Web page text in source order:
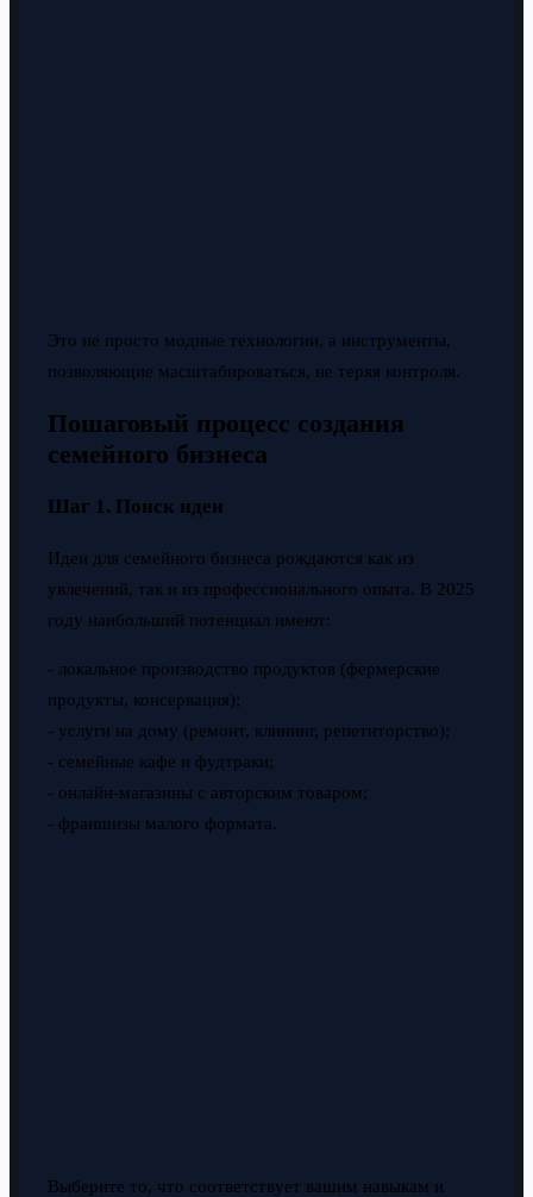
Это не просто модные технологии, а инструменты,
позволяющие масштабироваться, не теряя контроля.
Пошаговый процесс создания
семейного бизнеса
Шаг 1. Поиск идеи
Идеи для семейного бизнеса рождаются как из
увлечений, так и из профессионального опыта. В 2025
году наибольший потенциал имеют:
- локальное производство продуктов (фермерские
продукты, консервация);
- услуги на дому (ремонт, клининг, репетиторство);
- семейные кафе и фудтраки;
- онлайн-магазины с авторским товаром;
- франшизы малого формата.
Выберите то, что соответствует вашим навыкам и